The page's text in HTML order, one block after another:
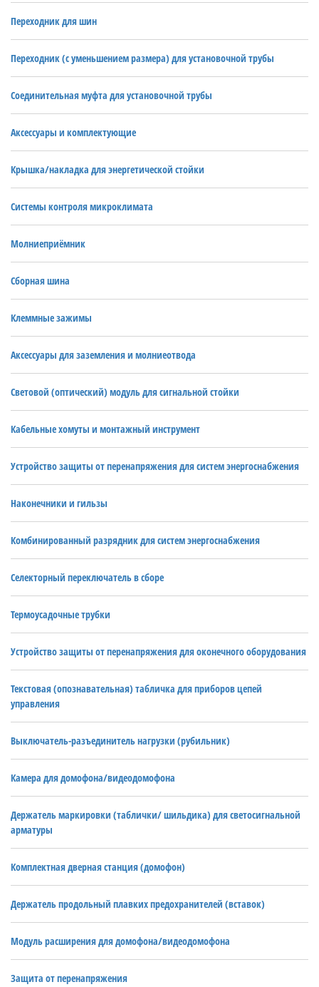
Переходник для шин
Переходник (с уменьшением размера) для установочной трубы
Соединительная муфта для установочной трубы
Аксессуары и комплектующие
Крышка/накладка для энергетической стойки
Системы контроля микроклимата
Молниеприёмник
Сборная шина
Клеммные зажимы
Аксессуары для заземления и молниеотвода
Световой (оптический) модуль для сигнальной стойки
Кабельные хомуты и монтажный инструмент
Устройство защиты от перенапряжения для систем энергоснабжения
Наконечники и гильзы
Комбинированный разрядник для систем энергоснабжения
Селекторный переключатель в сборе
Термоусадочные трубки
Устройство защиты от перенапряжения для оконечного оборудования
Текстовая (опознавательная) табличка для приборов цепей
управления
Выключатель-разъединитель нагрузки (рубильник)
Камера для домофона/видеодомофона
Держатель маркировки (таблички/ шильдика) для светосигнальной
арматуры
Комплектная дверная станция (домофон)
Держатель продольный плавких предохранителей (вставок)
Модуль расширения для домофона/видеодомофона
Защита от перенапряжения